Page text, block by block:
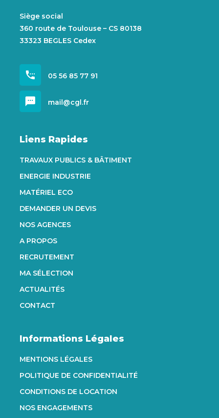
Siège social
360 route de Toulouse – CS 80138
33323 BEGLES Cedex
settings_phone 05 56 85 77 91
sms mail@cgl.fr
Liens Rapides
TRAVAUX PUBLICS & BÂTIMENT
ENERGIE INDUSTRIE
MATÉRIEL ECO
DEMANDER UN DEVIS
NOS AGENCES
A PROPOS
RECRUTEMENT
MA SÉLECTION
ACTUALITÉS
CONTACT
Informations Légales
MENTIONS LÉGALES
POLITIQUE DE CONFIDENTIALITÉ
CONDITIONS DE LOCATION
NOS ENGAGEMENTS